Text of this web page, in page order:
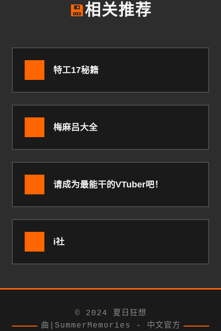
💾相关推荐
特工17秘籍
梅麻吕大全
请成为最能干的VTuber吧！
i社
© 2024 夏日狂想
曲|SummerMemories - 中文官方